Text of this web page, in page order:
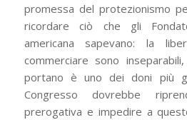
promessa del protezionismo
ricordare ciò che gli
americana sapevano: la
commerciare sono
portano è uno dei doni più
Congresso dovrebbe
prerogativa e impedire a